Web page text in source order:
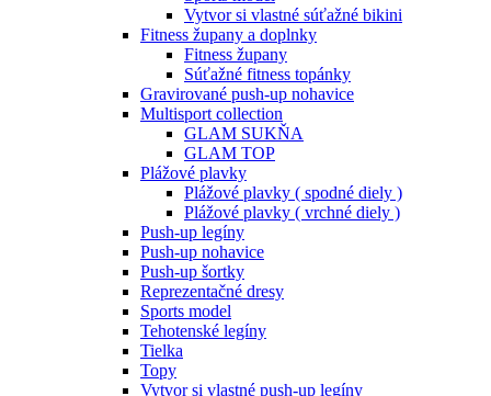
Vytvor si vlastné súťažné bikini
Fitness župany a doplnky
Fitness župany
Súťažné fitness topánky
Gravirované push-up nohavice
Multisport collection
GLAM SUKŇA
GLAM TOP
Plážové plavky
Plážové plavky ( spodné diely )
Plážové plavky ( vrchné diely )
Push-up legíny
Push-up nohavice
Push-up šortky
Reprezentačné dresy
Sports model
Tehotenské legíny
Tielka
Topy
Vytvor si vlastné push-up legíny